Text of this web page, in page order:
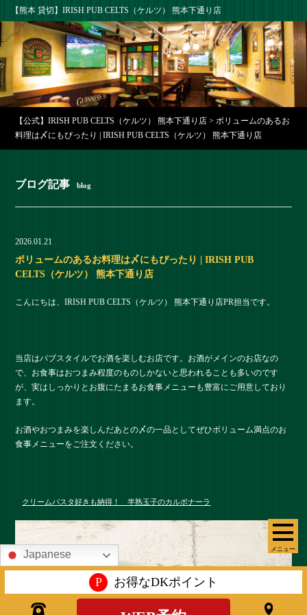
【熊本 貸切】IRISH PUB CELTS（ケルツ） 熊本下通り店
メニュー
【公式】IRISH PUB CELTS（ケルツ） 熊本下通り店 >ボリュームのあるお
料理は〆にもぴったり | IRISH PUB CELTS（ケルツ） 熊本下通り店
ブログ記事 blog
2026.01.21
ボリュームのあるお料理は〆にもぴったり | IRISH PUB
CELTS（ケルツ） 熊本下通り店
こんにちは、IRISH PUB CELTS（ケルツ） 熊本下通り店PR担当です。
当店はパブスタイルでお酒を楽しむお店です。お酒がメインのお店なの
で、お食事はおつまみ程度のものしかないと思われることも多いのです
が、実はしっかりとお腹にたまるお食事メニューも豊富にご用意しており
ます。
お酒やおつまみを楽しんだあとの〆の一品としてぜひボリューム満点のお
食事メニューをご注文ください。
クリームパスタ好きも納得！ 半熟玉子のカルボナーラ
Japanese
P お得なDKポイント